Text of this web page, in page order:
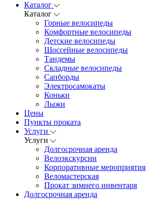
Каталог
Каталог
Горные велосипеды
Комфортные велосипеды
Детские велосипеды
Шоссейные велосипеды
Тандемы
Складные велосипеды
Сапборды
Электросамокаты
Коньки
Лыжи
Цены
Пункты проката
Услуги
Услуги
Долгосрочная аренда
Велоэкскурсии
Корпоративные мероприятия
Веломастерская
Прокат зимнего инвентаря
Долгосрочная аренда